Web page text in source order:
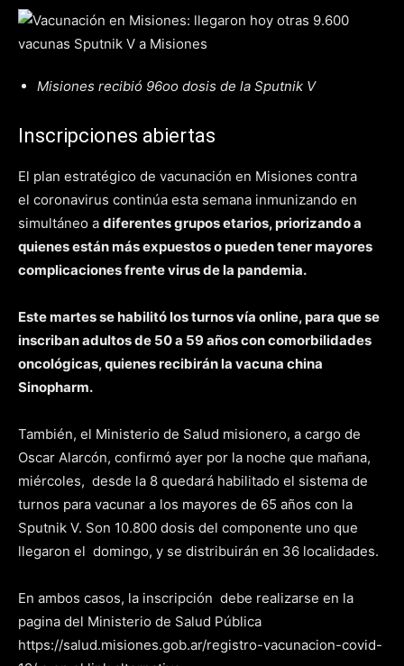
Misiones recibió 96oo dosis de la Sputnik V
Inscripciones abiertas
El plan estratégico de vacunación en Misiones contra
el coronavirus continúa esta semana inmunizando en
simultáneo a diferentes grupos etarios, priorizando a
quienes están más expuestos o pueden tener mayores
complicaciones frente virus de la pandemia.
Este martes se habilitó los turnos vía online, para que se
inscriban adultos de 50 a 59 años con comorbilidades
oncológicas, quienes recibirán la vacuna china
Sinopharm.
También, el Ministerio de Salud misionero, a cargo de
Oscar Alarcón, confirmó ayer por la noche que mañana,
miércoles, desde la 8 quedará habilitado el sistema de
turnos para vacunar a los mayores de 65 años con la
Sputnik V. Son 10.800 dosis del componente uno que
llegaron el domingo, y se distribuirán en 36 localidades.
En ambos casos, la inscripción debe realizarse en la
pagina del Ministerio de Salud Pública
https://salud.misiones.gob.ar/registro-vacunacion-covid-